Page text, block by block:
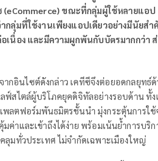
(eCommerce) ขณะที่กลุ่มผู้ใช้หลายแอป
กลุ่มที่ใช้งานเพียงแอปเดียวอย่างมีนัยส
เนื่อง และมีความผูกพันกับบัตรมากกว่า ส่
ากอินไซต์ดังกล่าว เคทีซีจึงต่อยอดกลยุท
ฟ์สไตล์ผู้บริโภคยุคดิจิทัลอย่างรอบด้าน ทั้
ลตฟอร์มพันธมิตรชั้นนำ มุ่งกระตุ้นการใช้
ค่าและเข้าถึงได้ง่าย พร้อมเน้นย้ำการบริ
ลุมทั่วประเทศ ไม่จำกัดเฉพาะเมืองใหญ่